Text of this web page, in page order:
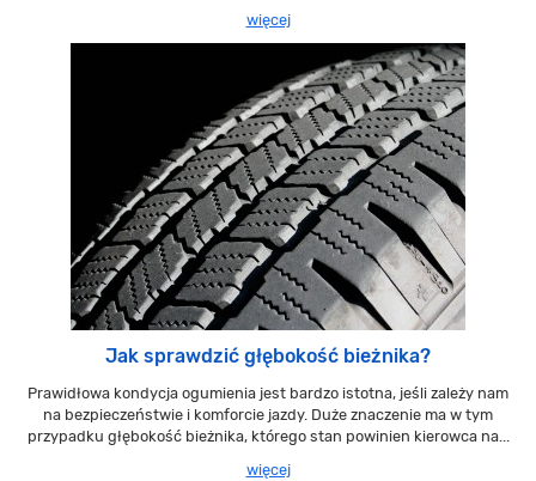
więcej
Jak sprawdzić głębokość bieżnika?
Prawidłowa kondycja ogumienia jest bardzo istotna, jeśli zależy nam
na bezpieczeństwie i komforcie jazdy. Duże znaczenie ma w tym
przypadku głębokość bieżnika, którego stan powinien kierowca na...
więcej